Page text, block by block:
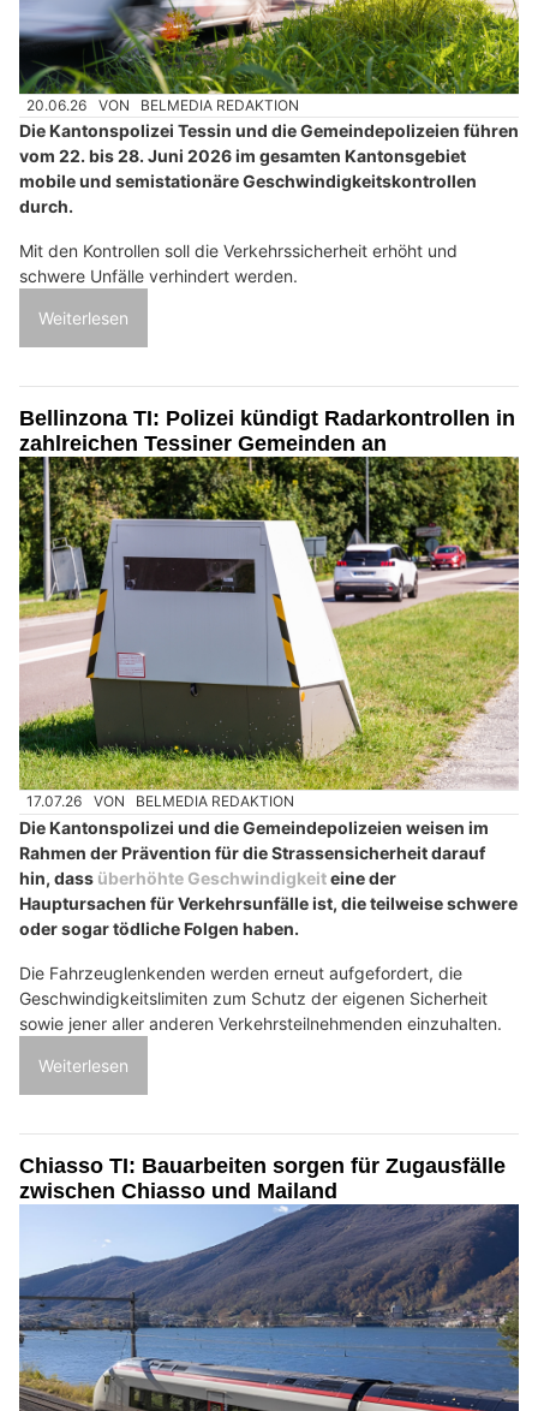
20.06.26 VON BELMEDIA REDAKTION
Die Kantonspolizei Tessin und die Gemeindepolizeien führen
vom 22. bis 28. Juni 2026 im gesamten Kantonsgebiet
mobile und semistationäre Geschwindigkeitskontrollen
durch.
Mit den Kontrollen soll die Verkehrssicherheit erhöht und
schwere Unfälle verhindert werden.
Weiterlesen
Bellinzona TI: Polizei kündigt Radarkontrollen in
zahlreichen Tessiner Gemeinden an
17.07.26 VON BELMEDIA REDAKTION
Die Kantonspolizei und die Gemeindepolizeien weisen im
Rahmen der Prävention für die Strassensicherheit darauf
hin, dass überhöhte Geschwindigkeiteine der
Hauptursachen für Verkehrsunfälle ist, die teilweise schwere
oder sogar tödliche Folgen haben.
Die Fahrzeuglenkenden werden erneut aufgefordert, die
Geschwindigkeitslimiten zum Schutz der eigenen Sicherheit
sowie jener aller anderen Verkehrsteilnehmenden einzuhalten.
Weiterlesen
Chiasso TI: Bauarbeiten sorgen für Zugausfälle
zwischen Chiasso und Mailand